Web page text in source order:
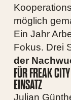
möglich
Ein Jahr
Fokus. Drei
der
FÜR FREAK
EINSATZ
Julian